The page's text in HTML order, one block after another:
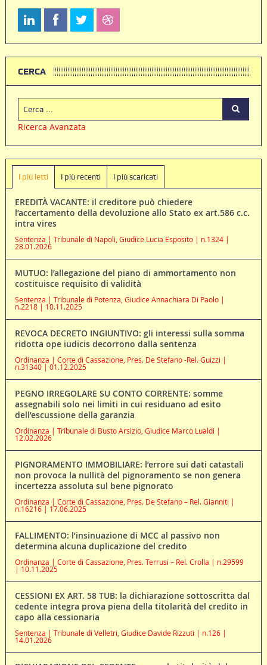
CERCA
Ricerca Avanzata
I più letti I più recenti I più scaricati
EREDITÀ VACANTE: il creditore può chiedere
l’accertamento della devoluzione allo Stato ex art.586 c.c.
intra vires
Sentenza | Tribunale di Napoli, Giudice Lucia Esposito | n.1324 |
28.01.2026
MUTUO: l’allegazione del piano di ammortamento non
costituisce requisito di validità
Sentenza | Tribunale di Potenza, Giudice Annachiara Di Paolo |
n.2218 | 10.11.2025
REVOCA DECRETO INGIUNTIVO: gli interessi sulla somma
ridotta ope iudicis decorrono dalla sentenza
Ordinanza | Corte di Cassazione, Pres. De Stefano -Rel. Guizzi |
n.31340 | 01.12.2025
PEGNO IRREGOLARE SU CONTO CORRENTE: somme
assegnabili solo nei limiti in cui residuano ad esito
dell’escussione della garanzia
Ordinanza | Tribunale di Busto Arsizio, Giudice Marco Lualdi |
12.02.2026
PIGNORAMENTO IMMOBILIARE: l’errore sui dati catastali
non provoca la nullità del pignoramento se non genera
incertezza assoluta sul bene pignorato
Ordinanza | Corte di Cassazione, Pres. De Stefano – Rel. Gianniti |
n.16216 | 17.06.2025
FALLIMENTO: l’insinuazione di MCC al passivo non
determina alcuna duplicazione del credito
Ordinanza | Corte di Cassazione, Pres. Terrusi – Rel. Crolla | n.29599
| 10.11.2025
CESSIONI EX ART. 58 TUB: la dichiarazione sottoscritta dal
cedente integra prova piena della titolarità del credito in
capo alla cessionaria
Sentenza | Tribunale di Velletri, Giudice Davide Rizzuti | n.126 |
14.01.2026